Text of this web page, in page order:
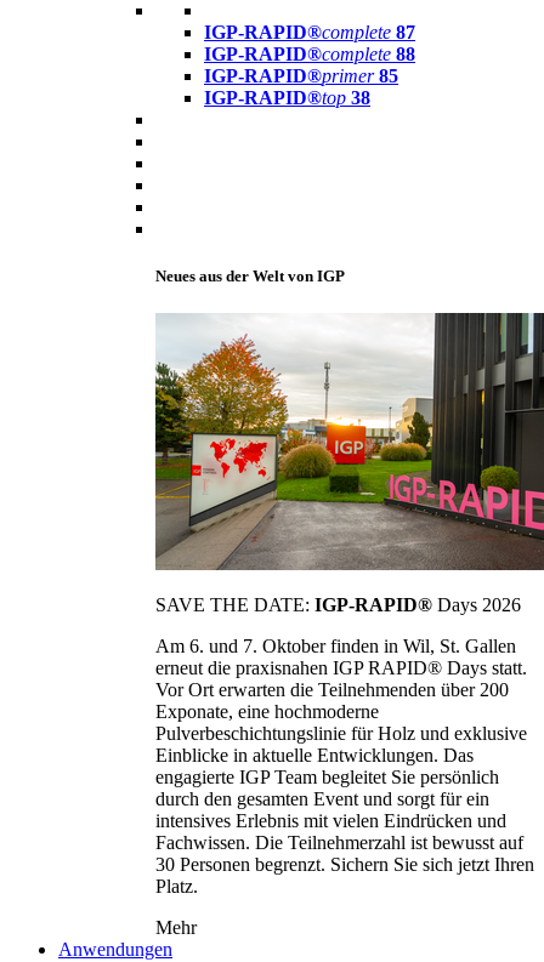
IGP-RAPID®complete 87
IGP-RAPID®complete 88
IGP-RAPID®primer 85
IGP-RAPID®top 38
Neues aus der Welt von IGP
SAVE THE DATE: IGP-RAPID® Days 2026
Am 6. und 7. Oktober finden in Wil, St. Gallen
erneut die praxisnahen IGP RAPID® Days statt.
Vor Ort erwarten die Teilnehmenden über 200
Exponate, eine hochmoderne
Pulverbeschichtungslinie für Holz und exklusive
Einblicke in aktuelle Entwicklungen. Das
engagierte IGP Team begleitet Sie persönlich
durch den gesamten Event und sorgt für ein
intensives Erlebnis mit vielen Eindrücken und
Fachwissen. Die Teilnehmerzahl ist bewusst auf
30 Personen begrenzt. Sichern Sie sich jetzt Ihren
Platz.
Mehr
Anwendungen